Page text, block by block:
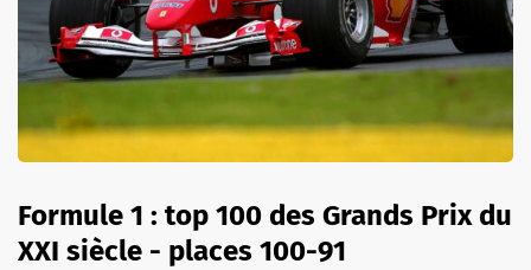
Formule 1 : top 100 des Grands Prix du
XXI siècle - places 100-91